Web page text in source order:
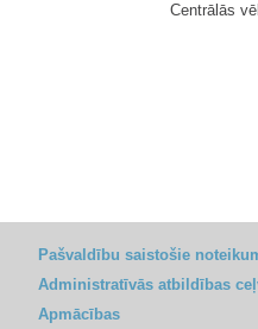
Centrālās
Pašvaldību saistošie
Administratīvās atbildības
Apmācības